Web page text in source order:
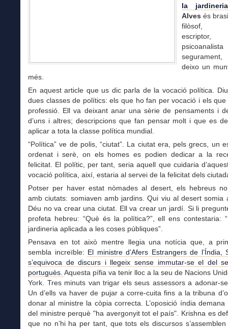
la jardineria
Alves és
filòsof,
escriptor,
deixo un
més.
En aquest article que us dic parla de la vocació política.
dues classes de polítics: els que ho fan per vocació i els
professió. Ell va deixant anar una sèrie de pensaments i
d’uns i altres; descripcions que fan pensar molt i que es
aplicar a tota la classe política mundial.
“Política” ve de polis, “ciutat”. La ciutat era, pels grecs, un
ordenat i serè, on els homes es podien dedicar a la
felicitat. El polític, per tant, seria aquell que cuidaria
vocació política, així, estaria al servei de la felicitat dels
Potser per haver estat nòmades al desert, els hebreus
amb ciutats: somiaven amb jardins. Qui viu al desert somia
Déu no va crear una ciutat. Ell va crear un jardí. Si li
profeta hebreu: “Què és la política?”, ell ens contestaria:
jardineria aplicada a les coses públiques”.
Pensava en tot això mentre llegia una notícia que, a
sembla increïble: El ministre d’Afers Estrangers de l’Índia,
s’equivoca de discurs i llegeix sense immutar-se el del
portuguès. Aquesta pífia va tenir lloc a la seu de Nacions
York. Tres minuts van trigar els seus assessors a adonar-
Un d’ells va haver de pujar a corre-cuita fins a la tribuna
donar al ministre la còpia correcta. L’oposició índia demana
del ministre perquè "ha avergonyit tot el país". Krishna es
que no n’hi ha per tant, que tots els discursos